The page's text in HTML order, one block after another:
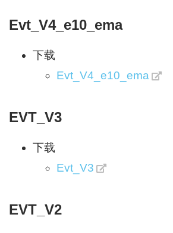
Evt_V4_e10_ema
下载
Evt_V4_e10_ema
EVT_V3
下载
Evt_V3
EVT_V2